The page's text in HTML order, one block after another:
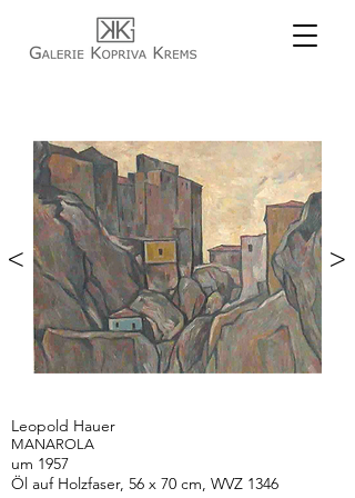
< >
Leopold Hauer
MANAROLA
um 1957
Öl auf Holzfaser, 56 x 70 cm, WVZ 1346